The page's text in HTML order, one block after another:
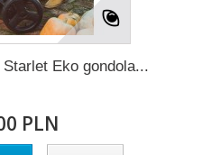
Eko gondola...
PLN